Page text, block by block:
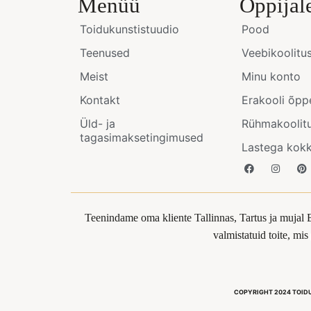
Menüü
Toidukunstistuudio
Teenused
Meist
Kontakt
Üld- ja
tagasimaksetingimused
Pood
Minu konto
Erakooli
Lastega
Teenindame oma kliente Tallinnas, Tartus ja mujal
valmistatuid toite, mis
COPYRIGHT 2024